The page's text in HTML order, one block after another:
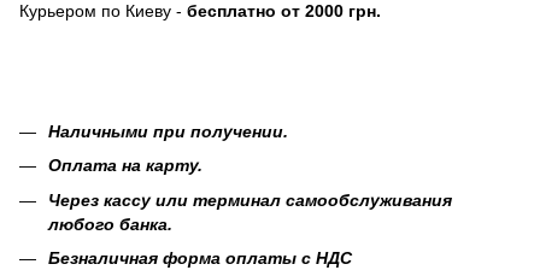
Курьером по Киеву - бесплатно от 2000 грн.
Наличными при получении.
Оплата на карту.
Через кассу или терминал самообслуживания
любого банка.
Безналичная форма оплаты с НДС